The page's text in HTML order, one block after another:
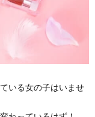
いる女の子はいませ